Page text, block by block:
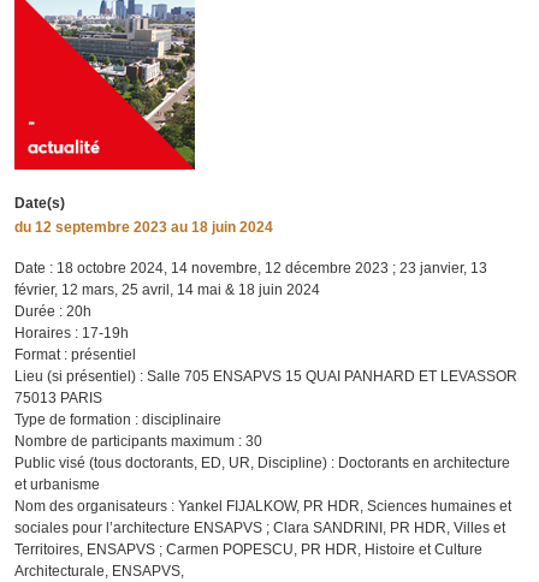
Date(s)
du 12 septembre 2023 au 18 juin 2024
Date : 18 octobre 2024, 14 novembre, 12 décembre 2023 ; 23 janvier, 13
février, 12 mars, 25 avril, 14 mai & 18 juin 2024
Durée : 20h
Horaires : 17-19h
Format : présentiel
Lieu (si présentiel) : Salle 705 ENSAPVS 15 QUAI PANHARD ET LEVASSOR
75013 PARIS
Type de formation : disciplinaire
Nombre de participants maximum : 30
Public visé (tous doctorants, ED, UR, Discipline) : Doctorants en architecture
et urbanisme
Nom des organisateurs : Yankel FIJALKOW, PR HDR, Sciences humaines et
sociales pour l’architecture ENSAPVS ; Clara SANDRINI, PR HDR, Villes et
Territoires, ENSAPVS ; Carmen POPESCU, PR HDR, Histoire et Culture
Architecturale, ENSAPVS,